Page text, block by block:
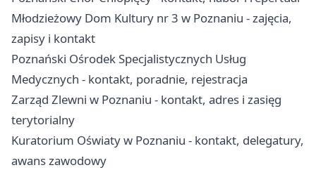
Młodzieżowy Dom Kultury nr 3 w Poznaniu - zajęcia,
zapisy i kontakt
Poznański Ośrodek Specjalistycznych Usług
Medycznych - kontakt, poradnie, rejestracja
Zarząd Zlewni w Poznaniu - kontakt, adres i zasięg
terytorialny
Kuratorium Oświaty w Poznaniu - kontakt, delegatury,
awans zawodowy